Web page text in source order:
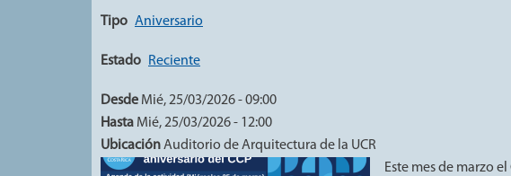
Tipo Aniversario
Estado Reciente
Desde Mié, 25/03/2026 - 09:00
Hasta Mié, 25/03/2026 - 12:00
UbicaciónAuditorio de Arquitectura de la UCR
Este mes de marzo